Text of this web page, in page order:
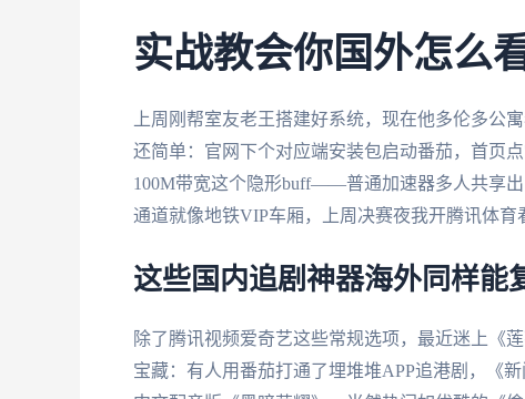
实战教会你国外怎么
上周刚帮室友老王搭建好系统，现在他多伦多公
还简单：官网下个对应端安装包启动番茄，首页
100M带宽这个隐形buff——普通加速器多人共享
通道就像地铁VIP车厢，上周决赛夜我开腾讯体育
这些国内追剧神器海外同样能
除了腾讯视频爱奇艺这些常规选项，最近迷上《
宝藏：有人用番茄打通了埋堆堆APP追港剧，《